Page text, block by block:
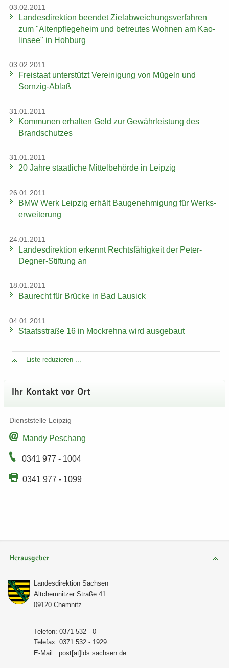
03.02.2011
Lan­des­di­rek­ti­on be­en­det Ziel­ab­wei­chungs­ver­fah­ren
zum "Al­ten­pfle­ge­heim und be­treu­tes Woh­nen am Kao­
lin­see" in Hoh­burg
03.02.2011
Frei­staat un­ter­stützt Ver­ei­ni­gung von Mü­geln und
Sornzig-​Ablaß
31.01.2011
Kom­mu­nen er­hal­ten Geld zur Ge­währ­leis­tung des
Brand­schut­zes
31.01.2011
20 Jahre staat­li­che Mit­tel­be­hör­de in Leip­zig
26.01.2011
BMW Werk Leip­zig er­hält Bau­ge­neh­mi­gung für Werks­
er­wei­te­rung
24.01.2011
Lan­des­di­rek­ti­on er­kennt Rechts­fä­hig­keit der Peter-​
Degner-Stiftung an
18.01.2011
Bau­recht für Brü­cke in Bad Lau­sick
04.01.2011
Staats­stra­ße 16 in Mock­reh­na wird aus­ge­baut
Liste re­du­zie­ren ...
Ihr Kon­takt vor Ort
Dienst­stel­le Leip­zig
Mandy Peschang
0341 977 - 1004
0341 977 - 1099
Herausgeber
Lan­des­di­rek­ti­on Sach­sen
Alt­chem­nit­zer Stra­ße 41
09120 Chem­nitz
Te­le­fon: 0371 532 - 0
Te­le­fax: 0371 532 - 1929
E-​Mail: post[at]lds.sach­sen.de